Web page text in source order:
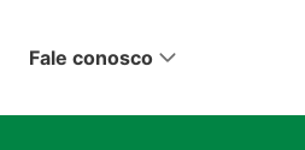
Fale conosco